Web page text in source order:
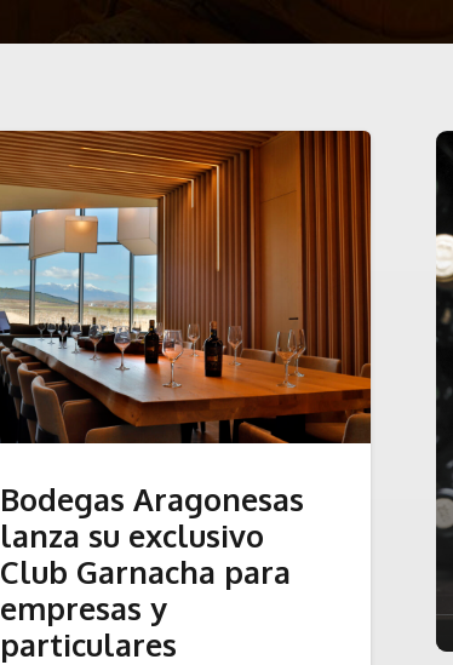
Bodegas Aragonesas
lanza su exclusivo
Club Garnacha para
empresas y
particulares